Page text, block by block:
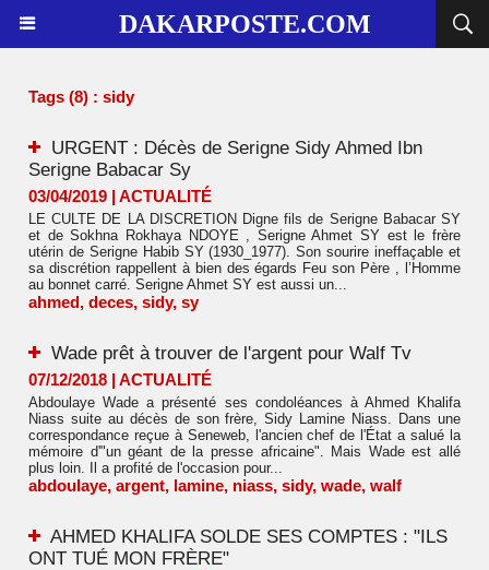
DAKARPOSTE.COM
Tags (8) : sidy
URGENT : Décès de ‪Serigne Sidy Ahmed Ibn
Serigne Babacar Sy
03/04/2019 | ACTUALITÉ
LE CULTE DE LA DISCRETION Digne fils de Serigne Babacar SY
et de Sokhna Rokhaya NDOYE , Serigne Ahmet SY est le frère
utérin de Serigne Habib SY (1930_1977). Son sourire ineffaçable et
sa discrétion rappellent à bien des égards Feu son Père , l’Homme
au bonnet carré. Serigne Ahmet SY est aussi un...
ahmed, deces, sidy, sy
Wade prêt à trouver de l'argent pour Walf Tv
07/12/2018 | ACTUALITÉ
Abdoulaye Wade a présenté ses condoléances à Ahmed Khalifa
Niass suite au décès de son frère, Sidy Lamine Niass. Dans une
correspondance reçue à Seneweb, l'ancien chef de l'État a salué la
mémoire d'"un géant de la presse africaine". Mais Wade est allé
plus loin. Il a profité de l'occasion pour...
abdoulaye, argent, lamine, niass, sidy, wade, walf
AHMED KHALIFA SOLDE SES COMPTES : "ILS
ONT TUÉ MON FRÈRE"